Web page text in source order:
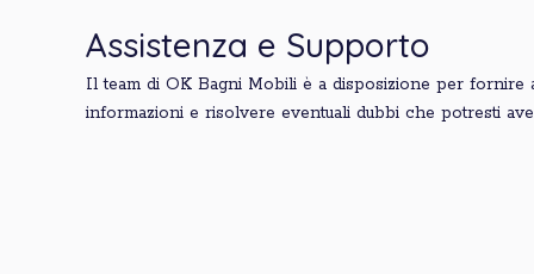
Assistenza e Supporto
Il team di OK Bagni Mobili è a disposizione per
informazioni e risolvere eventuali dubbi che potresti